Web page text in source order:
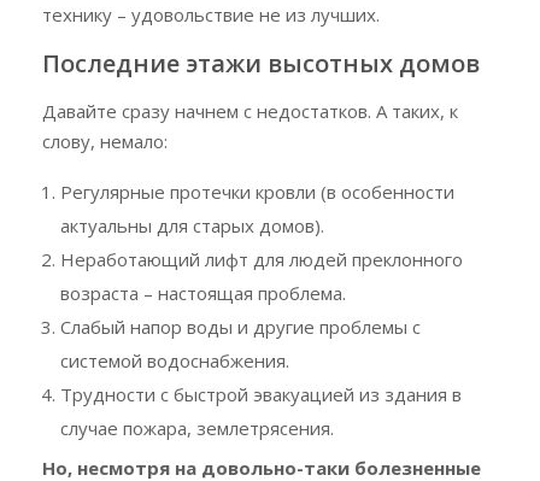
технику – удовольствие не из лучших.
Последние этажи высотных домов
Давайте сразу начнем с недостатков. А таких, к
слову, немало:
Регулярные протечки кровли (в особенности
актуальны для старых домов).
Неработающий лифт для людей преклонного
возраста – настоящая проблема.
Слабый напор воды и другие проблемы с
системой водоснабжения.
Трудности с быстрой эвакуацией из здания в
случае пожара, землетрясения.
Но, несмотря на довольно-таки болезненные